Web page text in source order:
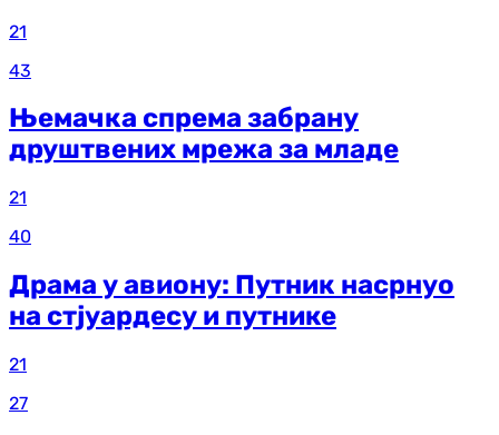
21
43
Њемачка спрема забрану
друштвених мрежа за младе
21
40
Драма у авиону: Путник насрнуо
на стјуардесу и путнике
21
27